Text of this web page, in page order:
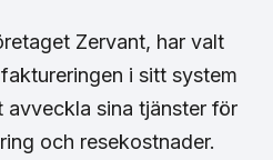
Zervant, har valt
i sitt system
sina tjänster för
och resekostnader.